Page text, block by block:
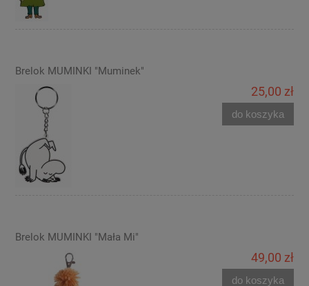
Brelok MUMINKI "Muminek"
25,00 zł
do koszyka
Brelok MUMINKI "Mała Mi"
49,00 zł
do koszyka